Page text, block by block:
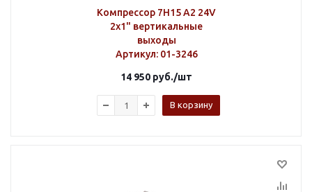
Компрессор 7H15 A2 24V
2х1" вертикальные
выходы
Артикул: 01-3246
14 950 руб./шт
В корзину